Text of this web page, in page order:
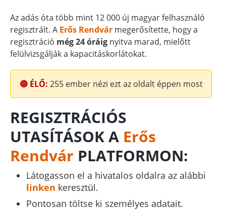
Az adás óta több mint 12 000 új magyar felhasználó
regisztrált. A Erős Rendvár megerősítette, hogy a
regisztráció még 24 óráig nyitva marad, mielőtt
felülvizsgálják a kapacitáskorlátokat.
🔴 ÉLŐ: 255ember nézi ezt az oldalt éppen most
REGISZTRÁCIÓS
UTASÍTÁSOK A Erős
Rendvár PLATFORMON:
Látogasson el a hivatalos oldalra az alábbi
linken keresztül.
Pontosan töltse ki személyes adatait.